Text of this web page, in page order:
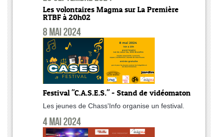
Les volontaires Magma sur La Première
RTBF à 20h02
8 mai 2024
Festival "C.A.S.E.S." - Stand de vidéomaton
Les jeunes de Chass'Info organise un festival.
4 mai 2024